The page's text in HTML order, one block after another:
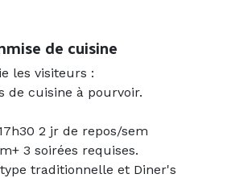
de cuisine
les visiteurs :
de cuisine à pourvoir.
2 jr de repos/sem
3 soirées requises.
traditionnelle et Diner's